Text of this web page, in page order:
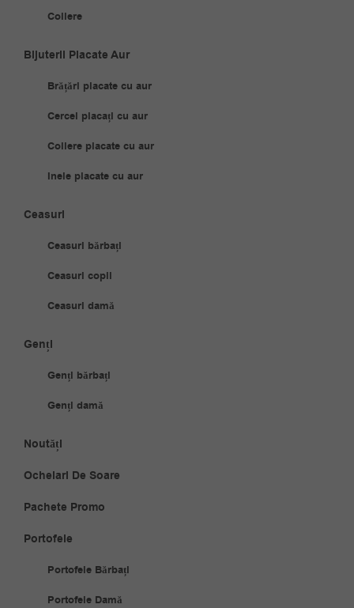
Coliere
Bijuterii Placate Aur
Brățări placate cu aur
Cercei placați cu aur
Coliere placate cu aur
Inele placate cu aur
Ceasuri
Ceasuri bărbați
Ceasuri copii
Ceasuri damă
Genți
Genți bărbați
Genți damă
Noutăți
Ochelari De Soare
Pachete Promo
Portofele
Portofele Bărbați
Portofele Damă